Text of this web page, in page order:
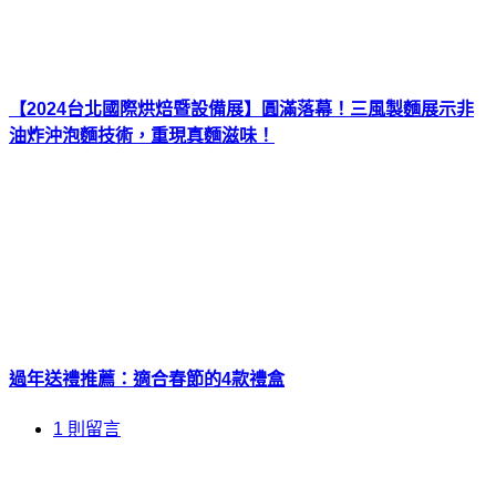
【2024台北國際烘焙暨設備展】圓滿落幕！三風製麵展示非
油炸沖泡麵技術，重現真麵滋味！
過年送禮推薦：適合春節的4款禮盒
1 則留言